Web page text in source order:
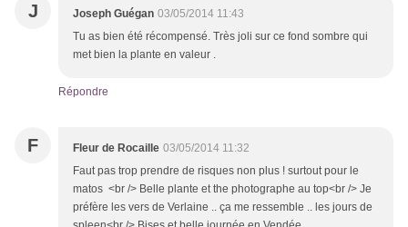
J Joseph Guégan 03/05/2014 11:43
Tu as bien été récompensé. Très joli sur ce fond sombre qui
met bien la plante en valeur .
Répondre
F Fleur de Rocaille 03/05/2014 11:32
Faut pas trop prendre de risques non plus ! surtout pour le
matos <br /> Belle plante et the photographe au top<br /> Je
préfère les vers de Verlaine .. ça me ressemble .. les jours de